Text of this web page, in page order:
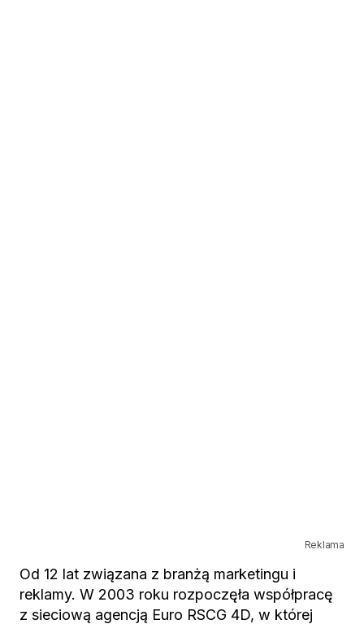
Reklama
Od 12 lat związana z branżą marketingu i
reklamy. W 2003 roku rozpoczęła współpracę
z sieciową agencją Euro RSCG 4D, w której